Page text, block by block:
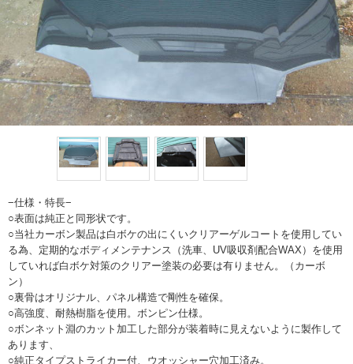
−仕様・特長−
○表面は純正と同形状です。
○当社カーボン製品は白ボケの出にくいクリアーゲルコートを使用してい
る為、定期的なボディメンテナンス（洗車、UV吸収剤配合WAX）を使用
していれば白ボケ対策のクリアー塗装の必要は有りません。（カーボ
ン）
○裏骨はオリジナル、パネル構造で剛性を確保。
○高強度、耐熱樹脂を使用。ボンピン仕様。
○ボンネット淵のカット加工した部分が装着時に見えないように製作して
あります、
○純正タイプストライカー付、ウオッシャー穴加工済み。